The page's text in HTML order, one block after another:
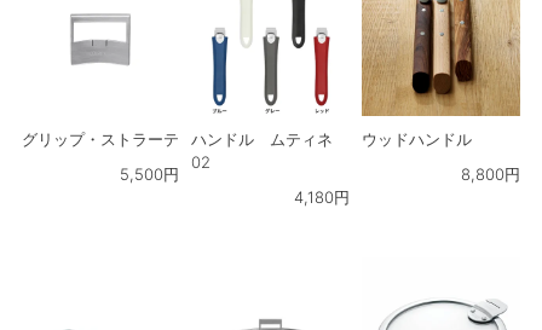
グリップ・ストラーテ
5,500円
ハンドル ムティネ
02
4,180円
ウッドハンドル
8,800円